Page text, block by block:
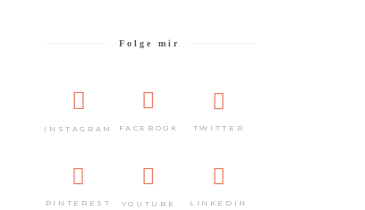
Folge mir
INSTAGRAM FACEBOOK TWITTER
PINTEREST YOUTUBE LINKEDIN